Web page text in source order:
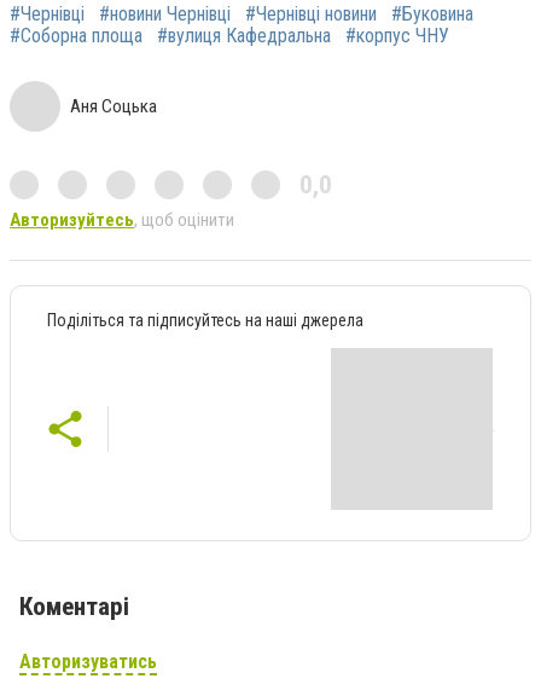
#Чернівці #новини Чернівці #Чернівці новини
#Буковина
#Соборна площа
#вулиця Кафедральна #корпус ЧНУ
Аня Соцька
0,0
Авторизуйтесь, щоб оцінити
Поділіться та підписуйтесь на наші джерела
Коментарі
Авторизуватись